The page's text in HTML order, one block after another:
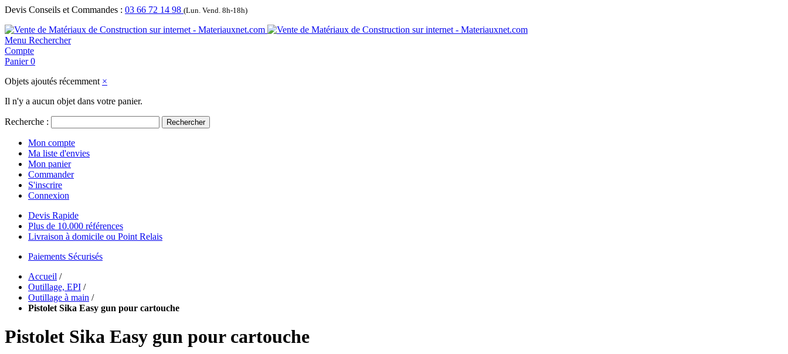
Devis Conseils et Commandes : 03 66 72 14 98 (Lun. Vend. 8h-18h)
Menu Rechercher
Compte
Panier 0
Objets ajoutés récemment ×
Il n'y a aucun objet dans votre panier.
Recherche : Rechercher
Mon compte
Ma liste d'envies
Mon panier
Commander
S'inscrire
Connexion
Devis Rapide
Plus de 10.000 références
Livraison à domicile ou Point Relais
Paiements Sécurisés
Accueil /
Outillage, EPI /
Outillage à main /
Pistolet Sika Easy gun pour cartouche
Pistolet Sika Easy gun pour cartouche